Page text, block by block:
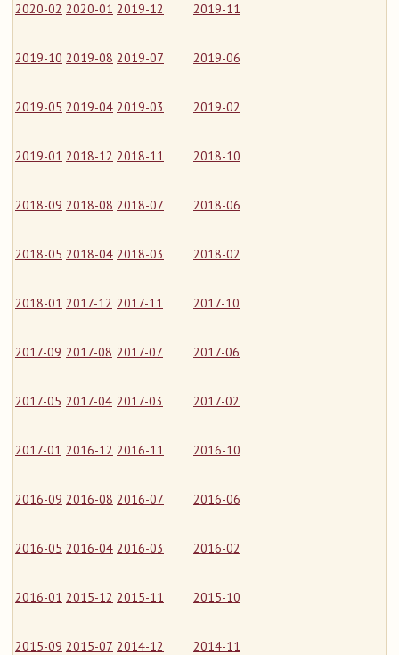
2020-02 2020-01 2019-12 2019-11
2019-10 2019-08 2019-07 2019-06
2019-05 2019-04 2019-03 2019-02
2019-01 2018-12 2018-11 2018-10
2018-09 2018-08 2018-07 2018-06
2018-05 2018-04 2018-03 2018-02
2018-01 2017-12 2017-11 2017-10
2017-09 2017-08 2017-07 2017-06
2017-05 2017-04 2017-03 2017-02
2017-01 2016-12 2016-11 2016-10
2016-09 2016-08 2016-07 2016-06
2016-05 2016-04 2016-03 2016-02
2016-01 2015-12 2015-11 2015-10
2015-09 2015-07 2014-12 2014-11